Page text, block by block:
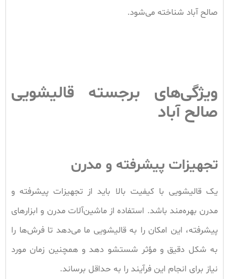
صالح آباد شناخته می‌شود.
ویژگی‌های برجسته قالیشویی
صالح‌ آباد
تجهیزات پیشرفته و مدرن
یک قالیشویی با کیفیت بالا باید از تجهیزات پیشرفته و
مدرن بهره‌مند باشد. استفاده از ماشین‌آلات مدرن و ابزارهای
پیشرفته، این امکان را به قالیشویی ما می‌دهد تا فرش‌ها را
به شکل دقیق و مؤثر شستشو دهد و همچنین زمان مورد
نیاز برای انجام این فرآیند را به حداقل برساند.